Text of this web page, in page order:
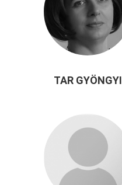
TAR GYÖNGYI